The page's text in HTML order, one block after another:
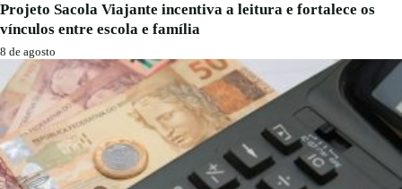
Projeto Sacola Viajante incentiva a leitura e fortalece os
vínculos entre escola e família
8 de agosto